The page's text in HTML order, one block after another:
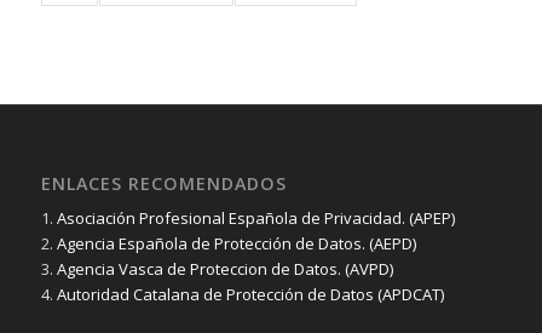
ENLACES RECOMENDADOS
1. Asociación Profesional Española de Privacidad. (APEP)
2. Agencia Española de Protección de Datos. (AEPD)
3. Agencia Vasca de Proteccion de Datos. (AVPD)
4. Autoridad Catalana de Protección de Datos (APDCAT)